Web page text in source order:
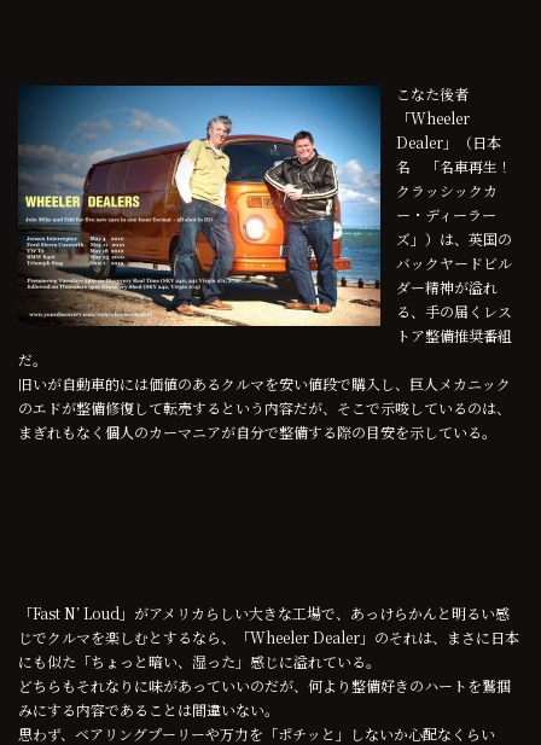
こなた後者
「Wheeler
Dealer」（日本
名 「名車再生！
クラッシックカ
ー・ディーラー
ズ」）は、英国の
バックヤードビル
ダー精神が溢れ
る、手の届くレス
トア整備推奨番組
だ。
旧いが自動車的には価値のあるクルマを安い値段で購入し、巨人メカニック
のエドが整備修復して転売するという内容だが、そこで示唆しているのは、
まぎれもなく個人のカーマニアが自分で整備する際の目安を示している。
「Fast N’ Loud」がアメリカらしい大きな工場で、あっけらかんと明るい感
じでクルマを楽しむとするなら、「Wheeler Dealer」のそれは、まさに日本
にも似た「ちょっと暗い、湿った」感じに溢れている。
どちらもそれなりに味があっていいのだが、何より整備好きのハートを鷲掴
みにする内容であることは間違いない。
思わず、ベアリングプーリーや万力を「ポチッと」しないか心配なくらい